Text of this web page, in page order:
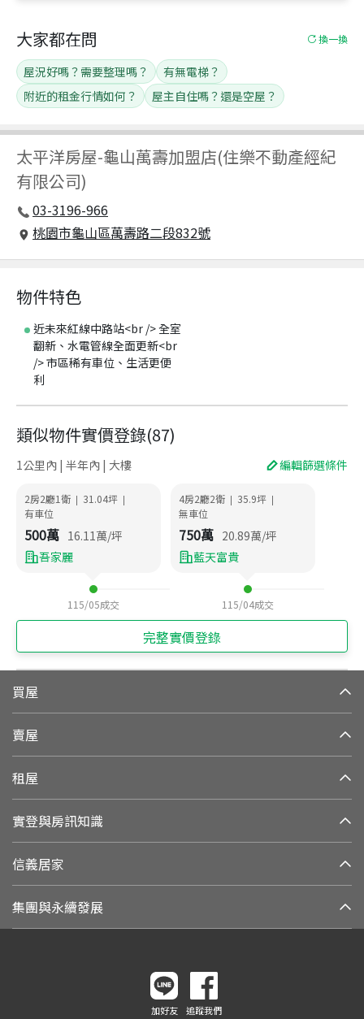
太平洋房屋-龜山萬壽加盟店(住樂不動產經紀
有限公司)
03-3196-966
桃園市龜山區萬壽路二段832號
大家都在問 換一換
屋況好嗎？需要整理嗎？
有無電梯？
附近的租金行情如何？
屋主自住嗎？還是空屋？
物件特色
近未來紅線中路站<br /> 全室
翻新、水電管線全面更新<br
/> 市區稀有車位、生活更便
利
類似物件實價登錄(87)
1公里內 | 半年內 | 大樓 編輯篩選條件
2房2廳1衛 | 31.04坪 |
有車位
500萬 16.11萬/坪
吾家麗
115/05成交
4房2廳2衛 | 35.9坪 |
無車位
750萬 20.89萬/坪
藍天富貴
115/04成交
完整實價登錄
買屋
賣屋
租屋
實登與房訊知識
信義居家
集團與永續發展
加好友 追蹤我們